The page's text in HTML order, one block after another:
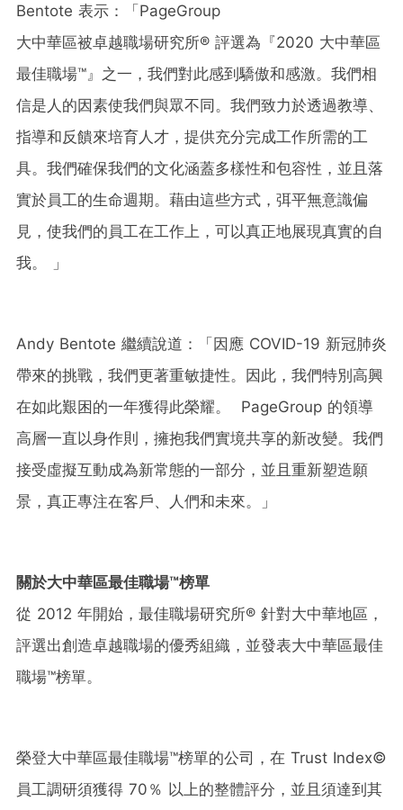
Bentote 表示：「PageGroup
大中華區被卓越職場研究所® 評選為『2020 大中華區
最佳職場™』之一，我們對此感到驕傲和感激。我們相
信是人的因素使我們與眾不同。我們致力於透過教導、
指導和反饋來培育人才，提供充分完成工作所需的工
具。我們確保我們的文化涵蓋多樣性和包容性，並且落
實於員工的生命週期。藉由這些方式，弭平無意識偏
見，使我們的員工在工作上，可以真正地展現真實的自
我。 」
Andy Bentote 繼續說道：「因應 COVID-19 新冠肺炎
帶來的挑戰，我們更著重敏捷性。因此，我們特別高興
在如此艱困的一年獲得此榮耀。 PageGroup 的領導
高層一直以身作則，擁抱我們實境共享的新改變。我們
接受虛擬互動成為新常態的一部分，並且重新塑造願
景，真正專注在客戶、人們和未來。」
關於大中華區最佳職場™榜單
從 2012 年開始，最佳職場研究所® 針對大中華地區，
評選出創造卓越職場的優秀組織，並發表大中華區最佳
職場™榜單。
榮登大中華區最佳職場™榜單的公司，在 Trust Index©
員工調研須獲得 70 ％ 以上的整體評分，並且須達到其